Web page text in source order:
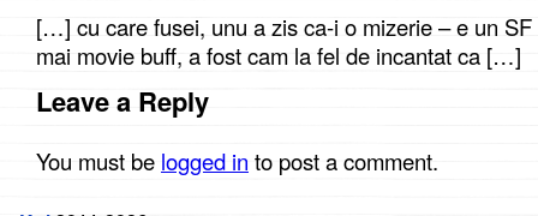
[…] cu care fusei, unu a zis ca-i o mizerie – e un
mai movie buff, a fost cam la fel de incantat ca […]
Leave a Reply
You must be logged in to post a comment.